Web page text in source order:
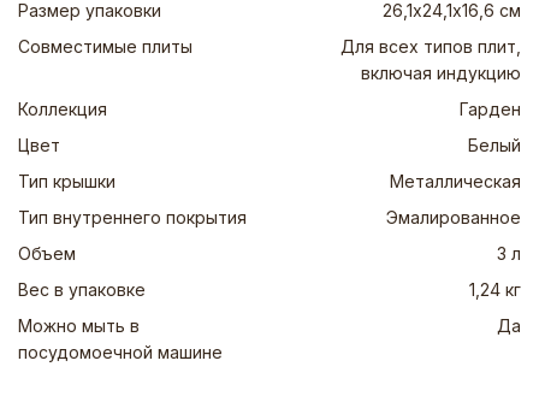
Размер упаковки
26,1х24,1х16,6 см
Совместимые плиты
Для всех типов плит,
включая индукцию
Коллекция
Гарден
Цвет
Белый
Тип крышки
Металлическая
Тип внутреннего покрытия
Эмалированное
Объем
3 л
Вес в упаковке
1,24 кг
Можно мыть в
посудомоечной машине
Да